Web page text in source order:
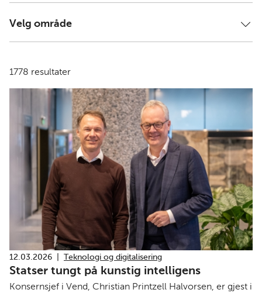
Velg område
1778 resultater
12.03.2026 Teknologi og digitalisering
Statser tungt på kunstig intelligens
Konsernsjef i Vend, Christian Printzell Halvorsen, er gjest i